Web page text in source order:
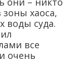
хаоса,
воды суда.
все
очень